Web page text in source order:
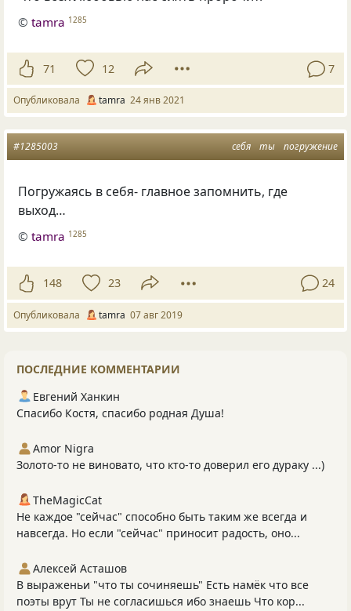
©tamra 1285
71 12 7
Опубликовала tamra 24 янв 2021
себя ты погружение
#1285003
Погружаясь в себя- главное запомнить, где
выход…
©tamra 1285
148 23 24
Опубликовала tamra 07 авг 2019
ПОСЛЕДНИЕ КОММЕНТАРИИ
Евгений Ханкин
Спасибо Костя, спасибо родная Душа!
Amor Nigra
Золото-то не виновато, что кто-то доверил его дураку ...)
TheMagicCat
Не каждое "сейчас" способно быть таким же всегда и
навсегда. Но если "сейчас" приносит радость, оно...
Алексей Асташов
В выраженьи "что ты сочиняешь" Есть намёк что все
поэты врут Ты не согласишься ибо знаешь Что кор...